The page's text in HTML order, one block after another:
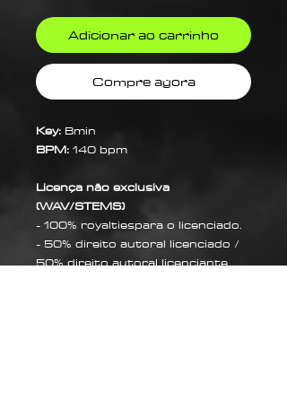
Adicionar ao carrinho
Compre agora
Key: Bmin
BPM:140 bpm
Licença não exclusiva
(WAV/STEMS)
- 100% royaltiespara o licenciado.
- 50% direito autoral licenciado /
50% direito autoral licenciante.